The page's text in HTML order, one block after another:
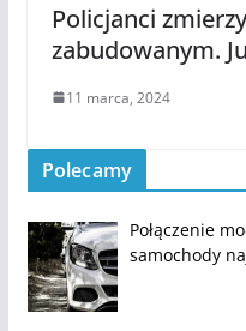
Policjanci
zabudowanym.
11 marca, 2024
Polecamy
Połączenie
samochody